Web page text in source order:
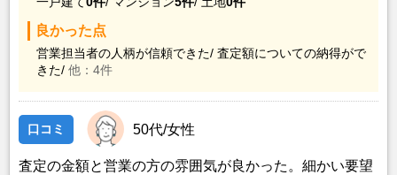
良かった点
営業担当者の人柄が信頼できた/ 査定額についての納得がで
きた/ 他：4件
口コミ 50代/女性
査定の金額と営業の方の雰囲気が良かった。細かい要望